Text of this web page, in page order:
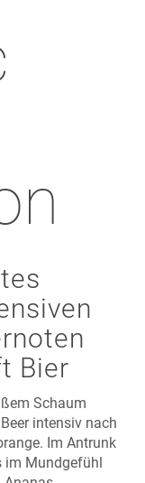
Bier
Schaum
intensiv nach
Im Antrunk
im Mundgefühl